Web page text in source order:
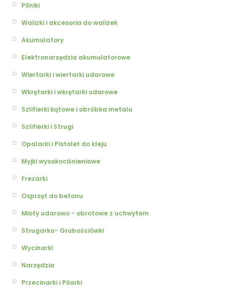
Pilniki
Walizki i akcesoria do walizek
Akumulatory
Elektronarzędzia akumulatorowe
Wiertarki i wiertarki udarowe
Wkrętarki i wkrętarki udarowe
Szlifierki kątowe i obróbka metalu
Szlifierki i Strugi
Opalarki i Pistolet do kleju
Myjki wysokociśnieniowe
Frezarki
Osprzęt do betonu
Młoty udarowo - obrotowe z uchwytem
Strugarko- Grubościówki
Wycinarki
Narzędzia
Przecinarki i Pilarki